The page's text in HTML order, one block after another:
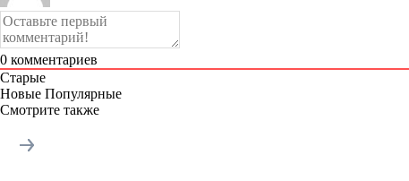
0 комментариев
Старые
Новые Популярные
Смотрите также